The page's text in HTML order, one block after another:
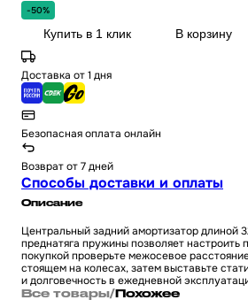
-50%
Купить в 1 клик В корзину
Доставка от 1 дня
Безопасная оплата онлайн
Возврат от 7 дней
Способы доставки и оплаты
Описание
Центральный задний амортизатор длиной
преднатяга пружины позволяет
покупкой проверьте межосевое
стоящем на колесах, затем выставьте
и долговечность в ежедневной
Все товары/Похожее